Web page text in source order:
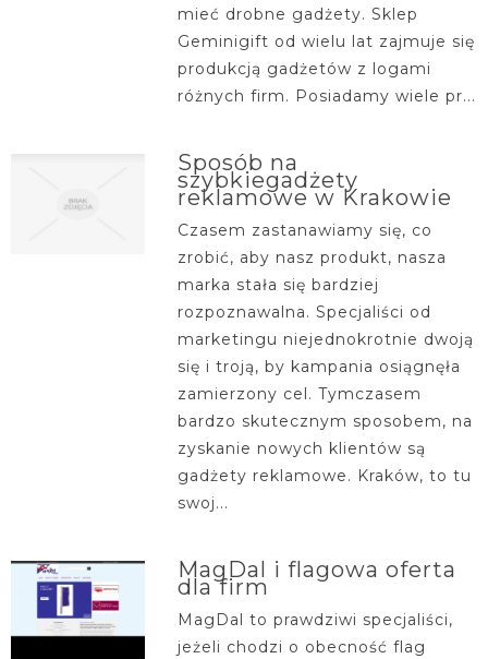
mieć drobne gadżety. Sklep
Geminigift od wielu lat zajmuje się
produkcją gadżetów z logami
różnych firm. Posiadamy wiele pr...
Sposób na
szybkiegadżety
reklamowe w Krakowie
Czasem zastanawiamy się, co
zrobić, aby nasz produkt, nasza
marka stała się bardziej
rozpoznawalna. Specjaliści od
marketingu niejednokrotnie dwoją
się i troją, by kampania osiągnęła
zamierzony cel. Tymczasem
bardzo skutecznym sposobem, na
zyskanie nowych klientów są
gadżety reklamowe. Kraków, to tu
swoj...
MagDal i flagowa oferta
dla firm
MagDal to prawdziwi specjaliści,
jeżeli chodzi o obecność flag